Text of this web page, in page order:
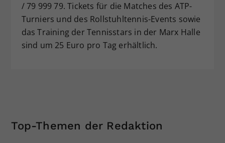
/ 79 999 79. Tickets für die Matches des ATP-
Turniers und des Rollstuhltennis-Events sowie
das Training der Tennisstars in der Marx Halle
sind um 25 Euro pro Tag erhältlich.
Top-Themen der Redaktion